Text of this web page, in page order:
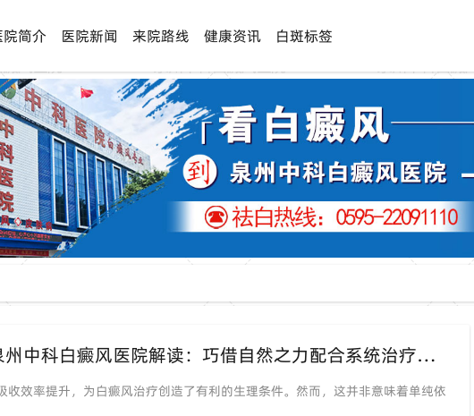
院简介 医院新闻 来院路线 健康资讯 白斑标签
【夏季代谢快=恢复快？】福建泉州中科白癜风医院解读：巧借自然之力配合系统治疗，让复色事半功倍
效率提升，为白癜风治疗创造了有利的生理条件。然而，这并非意味着单纯依